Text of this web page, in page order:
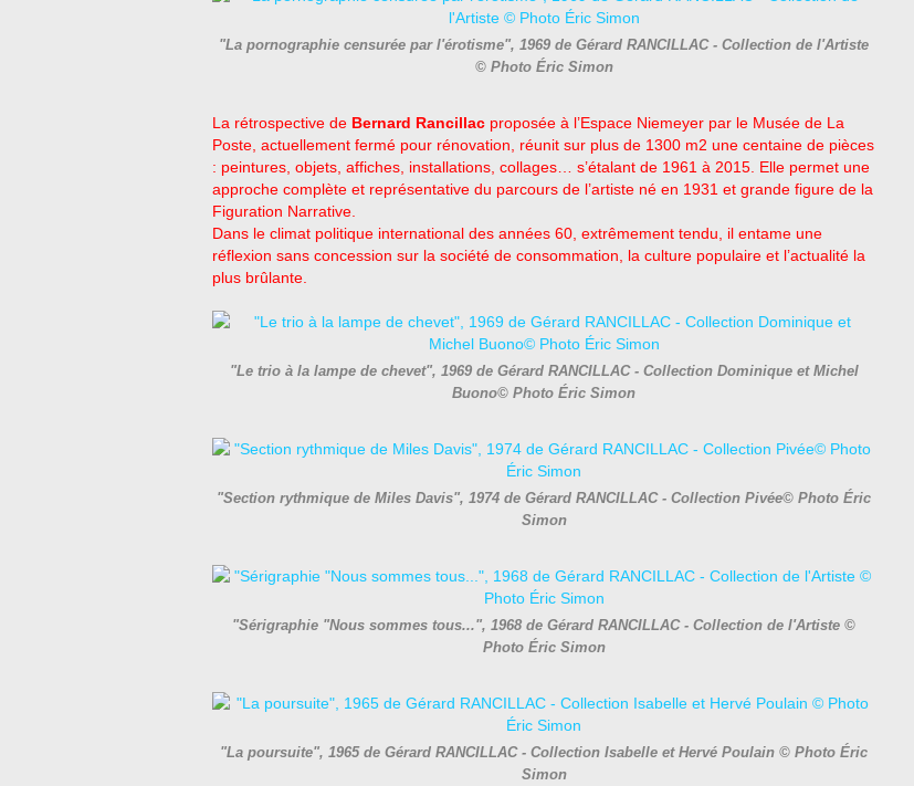
"La pornographie censurée par l'érotisme", 1969 de Gérard RANCILLAC - Collection de l'Artiste
© Photo Éric Simon
La rétrospective de Bernard Rancillac proposée à l’Espace Niemeyer par le Musée de La
Poste, actuellement fermé pour rénovation, réunit sur plus de 1300 m2 une centaine de pièces
: peintures, objets, affiches, installations, collages… s’étalant de 1961 à 2015. Elle permet une
approche complète et représentative du parcours de l’artiste né en 1931 et grande figure de la
Figuration Narrative.
Dans le climat politique international des années 60, extrêmement tendu, il entame une
réflexion sans concession sur la société de consommation, la culture populaire et l’actualité la
plus brûlante.
"Le trio à la lampe de chevet", 1969 de Gérard RANCILLAC - Collection Dominique et Michel
Buono© Photo Éric Simon
"Section rythmique de Miles Davis", 1974 de Gérard RANCILLAC - Collection Pivée© Photo Éric
Simon
"Sérigraphie "Nous sommes tous...", 1968 de Gérard RANCILLAC - Collection de l'Artiste ©
Photo Éric Simon
"La poursuite", 1965 de Gérard RANCILLAC - Collection Isabelle et Hervé Poulain © Photo Éric
Simon